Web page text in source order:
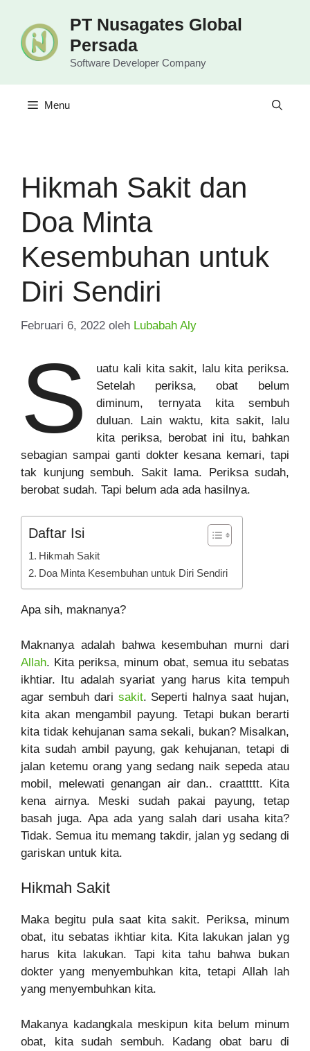
PT Nusagates Global
Persada
Software Developer Company
Menu
Hikmah Sakit dan
Doa Minta
Kesembuhan untuk
Diri Sendiri
Februari 6, 2022 oleh Lubabah Aly
S
uatu kali kita sakit, lalu kita periksa.
Setelah periksa, obat belum
diminum, ternyata kita sembuh
duluan. Lain waktu, kita sakit, lalu
kita periksa, berobat ini itu, bahkan
sebagian sampai ganti dokter kesana kemari, tapi
tak kunjung sembuh. Sakit lama. Periksa sudah,
berobat sudah. Tapi belum ada ada hasilnya.
Daftar Isi
Hikmah Sakit
Doa Minta Kesembuhan untuk Diri Sendiri
Apa sih, maknanya?
Maknanya adalah bahwa kesembuhan murni dari
Allah. Kita periksa, minum obat, semua itu sebatas
ikhtiar. Itu adalah syariat yang harus kita tempuh
agar sembuh dari sakit. Seperti halnya saat hujan,
kita akan mengambil payung. Tetapi bukan berarti
kita tidak kehujanan sama sekali, bukan? Misalkan,
kita sudah ambil payung, gak kehujanan, tetapi di
jalan ketemu orang yang sedang naik sepeda atau
mobil, melewati genangan air dan.. craattttt. Kita
kena airnya. Meski sudah pakai payung, tetap
basah juga. Apa ada yang salah dari usaha kita?
Tidak. Semua itu memang takdir, jalan yg sedang di
gariskan untuk kita.
Hikmah Sakit
Maka begitu pula saat kita sakit. Periksa, minum
obat, itu sebatas ikhtiar kita. Kita lakukan jalan yg
harus kita lakukan. Tapi kita tahu bahwa bukan
dokter yang menyembuhkan kita, tetapi Allah lah
yang menyembuhkan kita.
Makanya kadangkala meskipun kita belum minum
obat, kita sudah sembuh. Kadang obat baru di